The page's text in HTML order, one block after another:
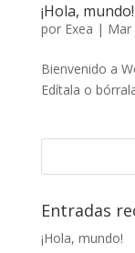
¡Hola, mundo!
por Exea | Mar
Bienvenido a
Edítala o
Entradas
¡Hola, mundo!